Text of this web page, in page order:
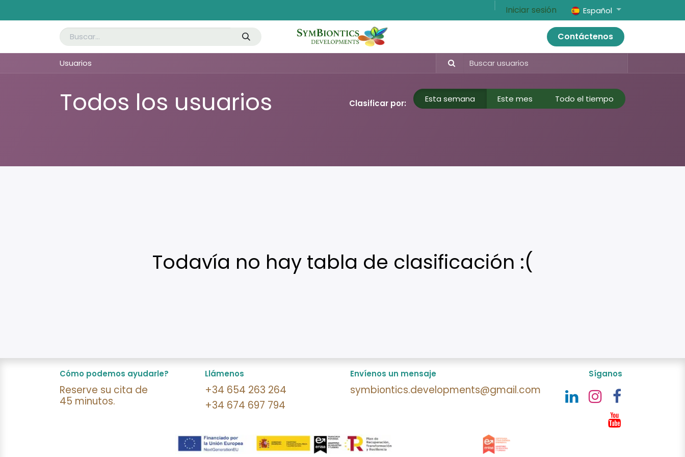
Iniciar sesión Español
Contáctenos
Usuarios
Todos los usuarios Clasificar por: Esta semana Este mes Todo el tiempo
Todavía no hay tabla de clasificación :(
Cómo podemos ayudarle?
Reserve su cita de
45 minutos.
Llámenos
​+34 654 263 264
+34 674 697 794
Envíenos un mensaje
symbiontics.developments@gmail.com
Síganos